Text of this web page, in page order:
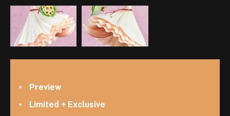
Preview
Limited + Exclusive